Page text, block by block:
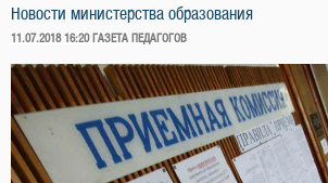
Новости министерства образования
ОПУБЛИКОВАНО
11.07.2018 16:20 ГАЗЕТА ПЕДАГОГОВ